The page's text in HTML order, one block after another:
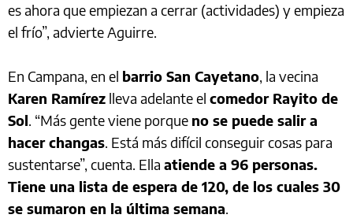
es ahora que empiezan a cerrar (actividades) y empieza
el frío”, advierte Aguirre.
En Campana, en el barrio San Cayetano, la vecina
Karen Ramírez lleva adelante el comedor Rayito de
Sol. “Más gente viene porque no se puede salir a
hacer changas. Está más difícil conseguir cosas para
sustentarse”, cuenta. Ella atiende a 96 personas.
Tiene una lista de espera de 120, de los cuales 30
se sumaron en la última semana.